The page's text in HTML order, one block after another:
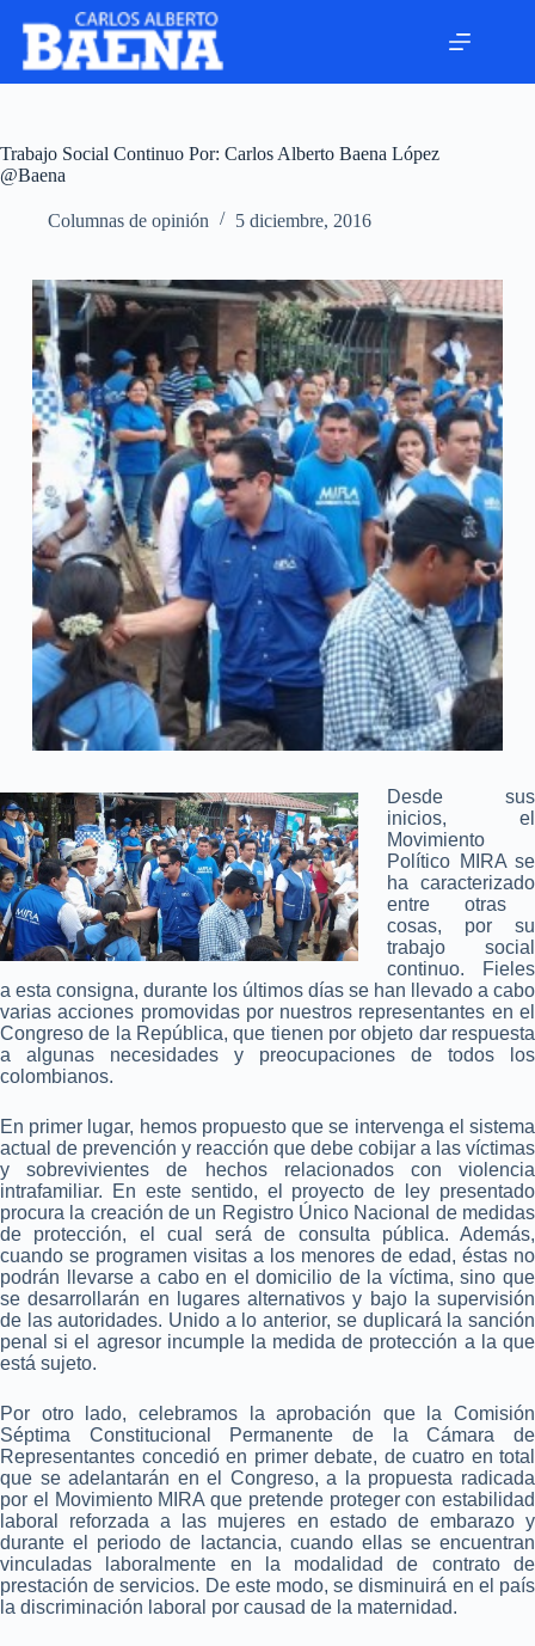
Trabajo Social Continuo Por: Carlos Alberto Baena López
@Baena
Columnas de opinión 5 diciembre, 2016
Desde sus
inicios, e
Movimiento
Político MIRA se
ha caracterizado
entre otras
cosas, por su
trabajo social
continuo. Fieles
a esta consigna, durante los últimos días se han llevado a cabo
varias acciones promovidas por nuestros representantes en el
Congreso de la República, que tienen por objeto dar respuesta
a algunas necesidades y preocupaciones de todos los
colombianos.
En primer lugar, hemos propuesto que se intervenga el sistema
actual de prevención y reacción que debe cobijar a las víctimas
y sobrevivientes de hechos relacionados con violencia
intrafamiliar. En este sentido, el proyecto de ley presentado
procura la creación de un Registro Único Nacional de medidas
de protección, el cual será de consulta pública. Además,
cuando se programen visitas a los menores de edad, éstas no
podrán llevarse a cabo en el domicilio de la víctima, sino que
se desarrollarán en lugares alternativos y bajo la supervisión
de las autoridades. Unido a lo anterior, se duplicará la sanción
penal si el agresor incumple la medida de protección a la que
está sujeto.
Por otro lado, celebramos la aprobación que la Comisión
Séptima Constitucional Permanente de la Cámara de
Representantes concedió en primer debate, de cuatro en total
que se adelantarán en el Congreso, a la propuesta radicada
por el Movimiento MIRA que pretende proteger con estabilidad
laboral reforzada a las mujeres en estado de embarazo y
durante el periodo de lactancia, cuando ellas se encuentran
vinculadas laboralmente en la modalidad de contrato de
prestación de servicios. De este modo, se disminuirá en el país
la discriminación laboral por causad de la maternidad.